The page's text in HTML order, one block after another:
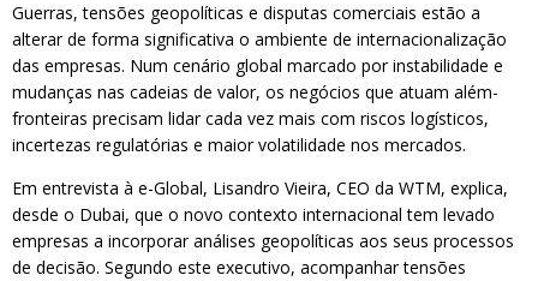
Guerras, tensões geopolíticas e disputas comerciais estão a
alterar de forma significativa o ambiente de internacionalização
das empresas. Num cenário global marcado por instabilidade e
mudanças nas cadeias de valor, os negócios que atuam além-
fronteiras precisam lidar cada vez mais com riscos logísticos,
incertezas regulatórias e maior volatilidade nos mercados.
Em entrevista à e-Global, Lisandro Vieira, CEO da WTM, explica,
desde o Dubai, que o novo contexto internacional tem levado
empresas a incorporar análises geopolíticas aos seus processos
de decisão. Segundo este executivo, acompanhar tensões